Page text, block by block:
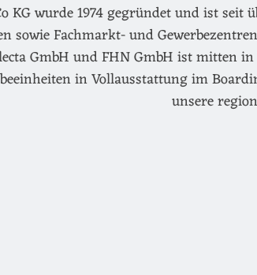
KG wurde 1974 gegründet und ist
sowie Fachmarkt- und
GmbH und FHN GmbH ist mitten
in Vollausstattung im
unsere